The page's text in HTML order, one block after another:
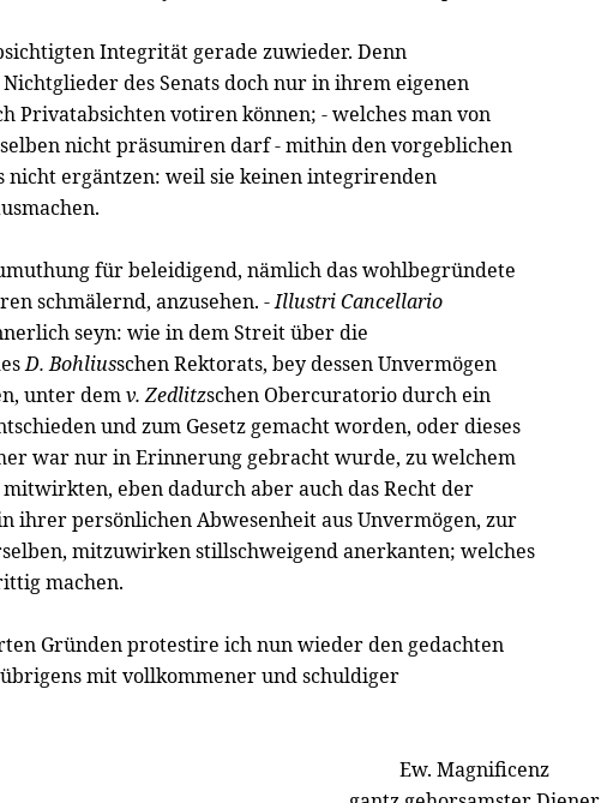
Integrität gerade zuwieder. Denn
des Senats doch nur in ihrem eigenen
Privatabsichten votiren können; - welches man von
nicht präsumiren darf - mithin den vorgeblichen
nicht ergäntzen: weil sie keinen integrirenden
für beleidigend, nämlich das wohlbegründete
schmälernd, anzusehen. -Illustri Cancellario
seyn: wie in dem Streit über die
D. Bohliusschen Rektorats, bey dessen Unvermögen
unter demv. Zedlitzschen Obercuratorio durch ein
und zum Gesetz gemacht worden, oder dieses
war nur in Erinnerung gebracht wurde, zu welchem
mitwirkten, eben dadurch aber auch das Recht der
ihrer persönlichen Abwesenheit aus Unvermögen, zur
mitzuwirken stillschweigend anerkanten; welches
machen.
Gründen protestire ich nun wieder den gedachten
mit vollkommener und schuldiger
Ew. Magnificenz